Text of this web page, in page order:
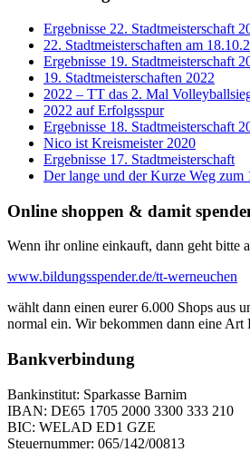
Ergebnisse 22. Stadtmeisterschaft
22. Stadtmeisterschaften am
Ergebnisse 19. Stadtmeisterschaft
19. Stadtmeisterschaften 2022
2022 – TT das 2. Mal
2022 auf Erfolgsspur
Ergebnisse 18. Stadtmeisterschaft
Nico ist Kreismeister 2020
Ergebnisse 17. Stadtmeisterschaft
Der lange und der Kurze Weg zum
Online shoppen & damit
Wenn ihr online einkauft, dann geht bitte
www.bildungsspender.de/tt-werneuchen
wählt dann einen eurer 6.000 Shops aus
normal ein. Wir bekommen dann eine Art
Bankverbindung
Bankinstitut: Sparkasse Barnim
IBAN: DE65 1705 2000 3300 333 210
BIC: WELAD ED1 GZE
Steuernummer: 065/142/00813